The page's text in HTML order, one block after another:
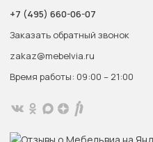
+7 (495) 660-06-07
Заказать обратный звонок
zakaz@mebelvia.ru
Время работы: 09:00 – 21:00